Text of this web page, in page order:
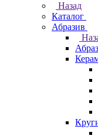
Назад
Каталог
Абразив